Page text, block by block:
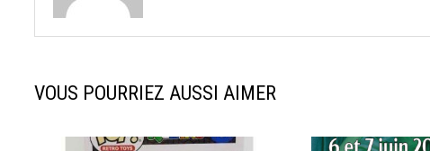
VOUS POURRIEZ AUSSI AIMER